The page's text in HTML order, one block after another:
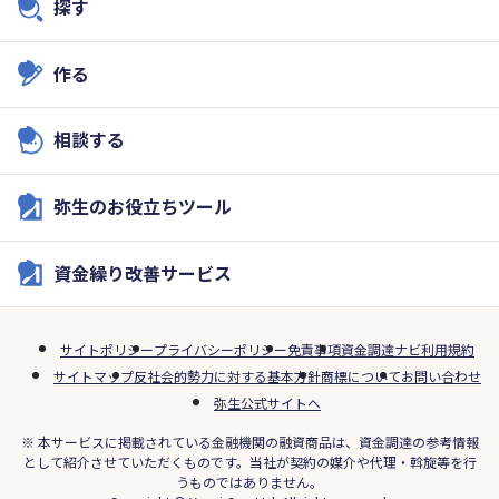
探す
作る
相談する
弥生のお役立ちツール
資金繰り改善サービス
サイトポリシープライバシーポリシー免責事項資金調達ナビ利用規約
サイトマップ反社会的勢力に対する基本方針商標についてお問い合わせ
弥生公式サイトへ
※ 本サービスに掲載されている金融機関の融資商品は、資金調達の参考情報
として紹介させていただくものです。当社が契約の媒介や代理・斡旋等を行
うものではありません。